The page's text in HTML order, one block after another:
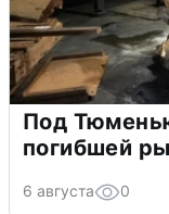
Под
погибшей
6 августа 0